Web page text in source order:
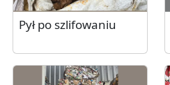
Pył po szlifowaniu